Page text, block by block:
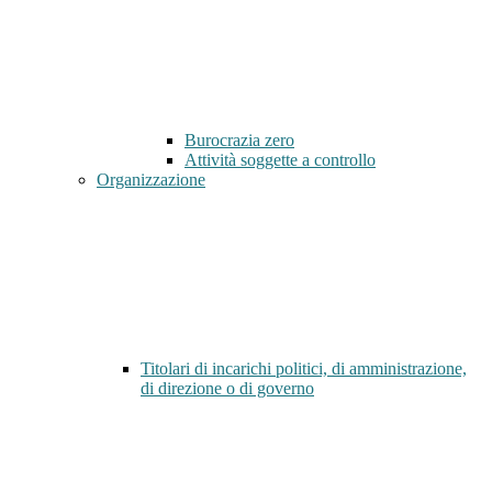
Burocrazia zero
Attività soggette a controllo
Organizzazione
Titolari di incarichi politici, di amministrazione,
di direzione o di governo